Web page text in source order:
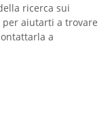
ricerca sui
per aiutarti a trovare
a